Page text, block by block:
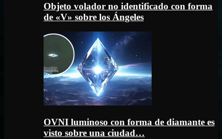
Objeto volador no identificado con forma
de «V» sobre los Ángeles
OVNI luminoso con forma de diamante es
visto sobre una ciudad…